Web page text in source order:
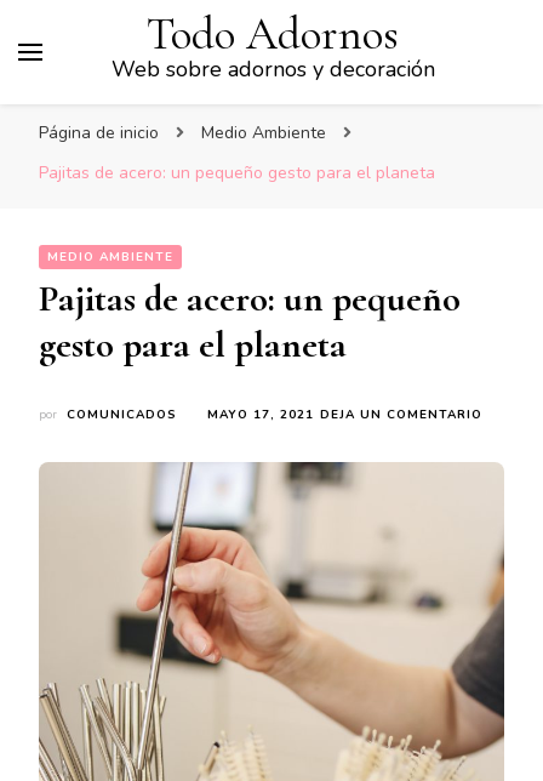
Todo Adornos
Web sobre adornos y decoración
Página de inicio
Medio Ambiente
Pajitas de acero: un pequeño gesto para el planeta
MEDIO AMBIENTE
Pajitas de acero: un pequeño
gesto para el planeta
por COMUNICADOS MAYO 17, 2021 DEJA UN COMENTARIO
GESTO
PARA
EL